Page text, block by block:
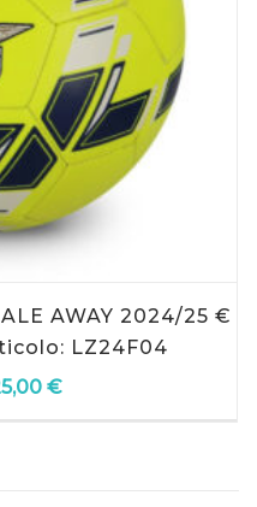
AWAY 2024/25 €
LZ24F04
€Il